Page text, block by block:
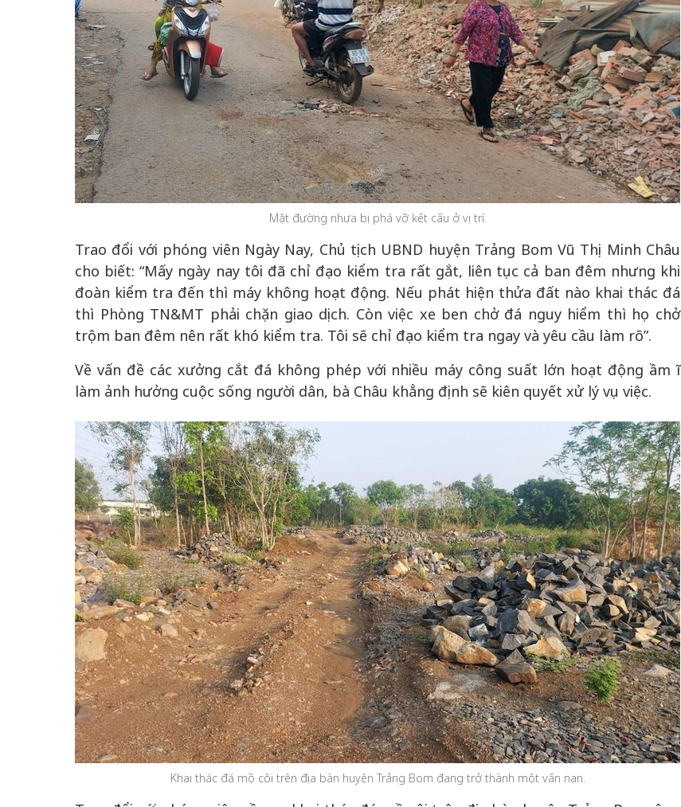
Mặt đường nhựa bị phá vỡ kết cấu ở vị trí.
Trao đổi với phóng viên Ngày Nay, Chủ tịch UBND huyện Trảng Bom Vũ Thị Minh Châu
cho biết: “Mấy ngày nay tôi đã chỉ đạo kiểm tra rất gắt, liên tục cả ban đêm nhưng khi
đoàn kiểm tra đến thì máy không hoạt động. Nếu phát hiện thửa đất nào khai thác đá
thì Phòng TN&MT phải chặn giao dịch. Còn việc xe ben chở đá nguy hiểm thì họ chở
trộm ban đêm nên rất khó kiểm tra. Tôi sẽ chỉ đạo kiểm tra ngay và yêu cầu làm rõ”.
Về vấn đề các xưởng cắt đá không phép với nhiều máy công suất lớn hoạt động ầm ĩ
làm ảnh hưởng cuộc sống người dân, bà Châu khẳng định sẽ kiên quyết xử lý vụ việc.
Khai thác đá mồ côi trên địa bàn huyện Trảng Bom đang trở thành một vấn nạn.